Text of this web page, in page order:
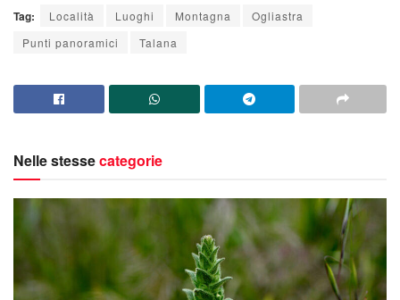
Tag: Località Luoghi Montagna
Ogliastra
Punti panoramici
Talana
Nelle stessecategorie